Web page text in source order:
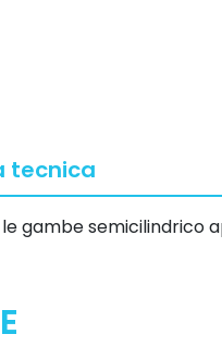
tecnica
gambe semicilindrico